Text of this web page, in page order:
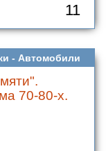
11
- Автомобили
70-80-х.